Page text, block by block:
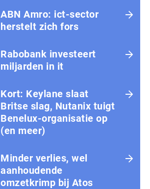
ABN Amro: ict-sector
herstelt zich fors
Rabobank investeert
miljarden in it
Kort: Keylane slaat
Britse slag, Nutanix tuigt
Benelux-organisatie op
(en meer)
Minder verlies, wel
aanhoudende
omzetkrimp bij Atos